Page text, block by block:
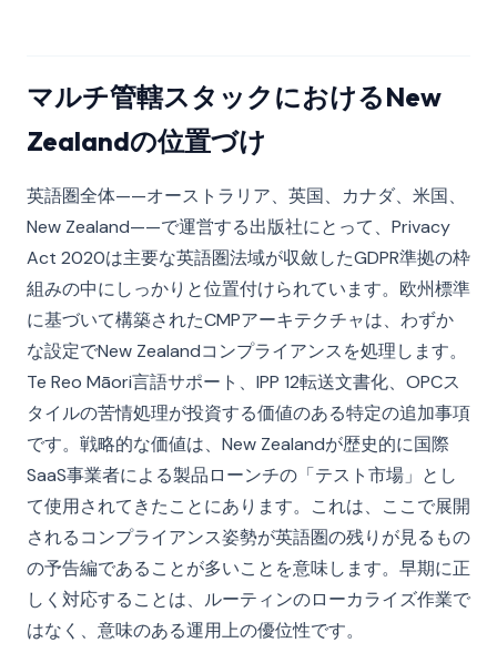
マルチ管轄スタックにおけるNew
Zealandの位置づけ
英語圏全体——オーストラリア、英国、カナダ、米国、
New Zealand——で運営する出版社にとって、Privacy
Act 2020は主要な英語圏法域が収斂したGDPR準拠の枠
組みの中にしっかりと位置付けられています。欧州標準
に基づいて構築されたCMPアーキテクチャは、わずか
な設定でNew Zealandコンプライアンスを処理します。
Te Reo Māori言語サポート、IPP 12転送文書化、OPCス
タイルの苦情処理が投資する価値のある特定の追加事項
です。戦略的な価値は、New Zealandが歴史的に国際
SaaS事業者による製品ローンチの「テスト市場」とし
て使用されてきたことにあります。これは、ここで展開
されるコンプライアンス姿勢が英語圏の残りが見るもの
の予告編であることが多いことを意味します。早期に正
しく対応することは、ルーティンのローカライズ作業で
はなく、意味のある運用上の優位性です。